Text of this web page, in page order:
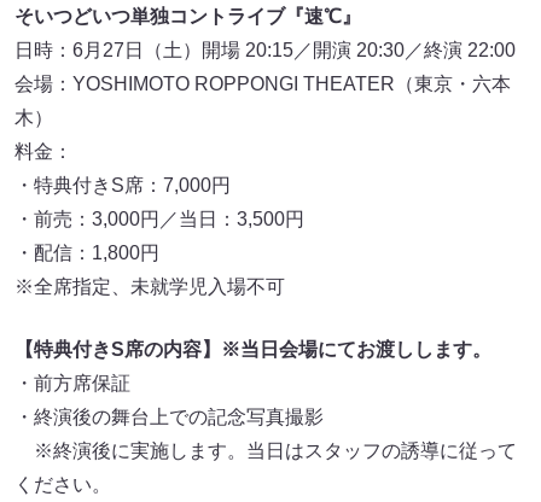
そいつどいつ単独コントライブ『速℃』
日時：6月27日（土）開場 20:15／開演 20:30／終演 22:00
会場：YOSHIMOTO ROPPONGI THEATER（東京・六本
木）
料金：
・特典付きS席：7,000円
・前売：3,000円／当日：3,500円
・配信：1,800円
※全席指定、未就学児入場不可
【特典付きS席の内容】※当日会場にてお渡しします。
・前方席保証
・終演後の舞台上での記念写真撮影
※終演後に実施します。当日はスタッフの誘導に従って
ください。